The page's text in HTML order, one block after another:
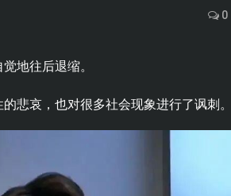
0
地往后退缩。
悲哀，也对很多社会现象进行了讽刺。